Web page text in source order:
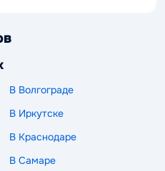
В Волгограде
В Иркутске
В Краснодаре
В Самаре